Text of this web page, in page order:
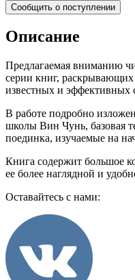
Сообщить о поступлении
Описание
Предлагаемая вниманию
серии книг, раскрывающих
известных и
В работе подробно
школы Вин Чунь, базовая
поединка, изучаемые на
Книга содержит большое
ее более наглядной и
Оставайтесь с нами: